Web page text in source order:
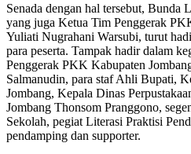
Senada dengan hal tersebut, Bunda
yang juga Ketua Tim Penggerak
Yuliati Nugrahani Warsubi, turut
para peserta. Tampak hadir dalam
Penggerak PKK Kabupaten
Salmanudin, para staf Ahli Bupati,
Jombang, Kepala Dinas
Jombang Thonsom Pranggono,
Sekolah, pegiat Literasi Praktisi
pendamping dan supporter.